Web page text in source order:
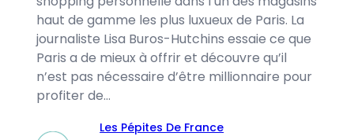
haut de gamme les plus luxueux de Paris. La
journaliste Lisa Buros-Hutchins essaie ce que
Paris a de mieux à offrir et découvre qu’il
n’est pas nécessaire d’être millionnaire pour
profiter de…
Les Pépites De France